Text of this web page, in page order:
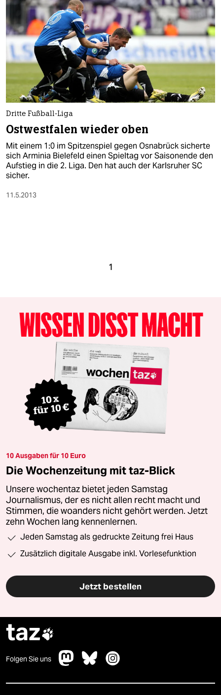
Dritte Fußball-Liga
Ostwestfalen wieder oben
Mit einem 1:0 im Spitzenspiel gegen Osnabrück sicherte
sich Arminia Bielefeld einen Spieltag vor Saisonende den
Aufstieg in die 2. Liga. Den hat auch der Karlsruher SC
sicher.
11.5.2013
1
10 Ausgaben für 10 Euro
Die Wochenzeitung mit taz-Blick
Unsere wochentaz bietet jeden Samstag
Journalismus, der es nicht allen recht macht und
Stimmen, die woanders nicht gehört werden. Jetzt
zehn Wochen lang kennenlernen.
Jeden Samstag als gedruckte Zeitung frei Haus
Zusätzlich digitale Ausgabe inkl. Vorlesefunktion
Jetzt bestellen
taz
Folgen Sie uns